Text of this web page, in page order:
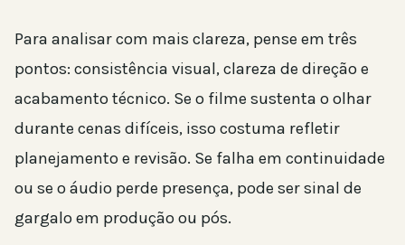
Para analisar com mais clareza, pense em três
pontos: consistência visual, clareza de direção e
acabamento técnico. Se o filme sustenta o olhar
durante cenas difíceis, isso costuma refletir
planejamento e revisão. Se falha em continuidade
ou se o áudio perde presença, pode ser sinal de
gargalo em produção ou pós.